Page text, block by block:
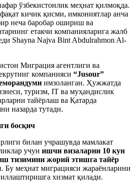
ўзбекистонлик меҳнат қилмоқда.
кичик қисми, имкониятлар анча
неча баробар ошириш ва
етакчи компанияларига жалб
Shayna Najva Bint Abdulrahmon Al-
Миграция агентлиги ва
компанияси “Jusour”
имзоланган. Ҳужжатда
туризм, IT ва муҳандислик
тайёрлаш ва Қатарда
назарда тутади.
босқич
билан учрашувда мамлакат
учун ишчи визаларни 10 кун
тизимини жорий этишга тайёр
Бу меҳнат миграцияси жараёнларини
хизмат қилади.